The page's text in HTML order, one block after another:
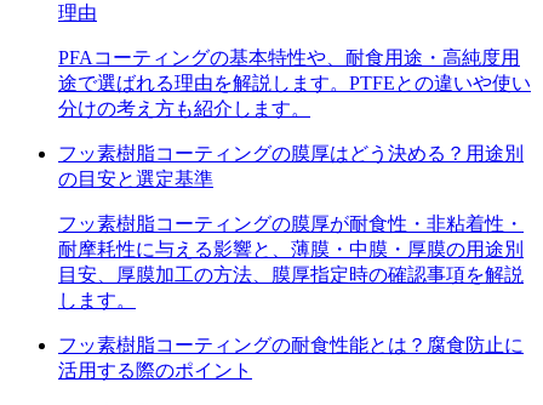
理由
PFAコーティングの基本特性や、耐食用途・高純度用
途で選ばれる理由を解説します。PTFEとの違いや使い
分けの考え方も紹介します。
フッ素樹脂コーティングの膜厚はどう決める？用途別
の目安と選定基準
フッ素樹脂コーティングの膜厚が耐食性・非粘着性・
耐摩耗性に与える影響と、薄膜・中膜・厚膜の用途別
目安、厚膜加工の方法、膜厚指定時の確認事項を解説
します。
フッ素樹脂コーティングの耐食性能とは？腐食防止に
活用する際のポイント